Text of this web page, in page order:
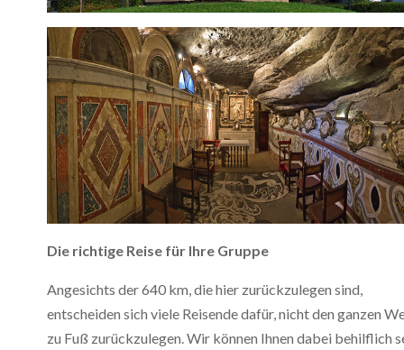
Die richtige Reise für Ihre Gruppe
Angesichts der 640 km, die hier zurückzulegen sind,
entscheiden sich viele Reisende dafür, nicht den ganzen
zu Fuß zurückzulegen. Wir können Ihnen dabei behilflich